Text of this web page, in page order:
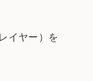
イヤー）を